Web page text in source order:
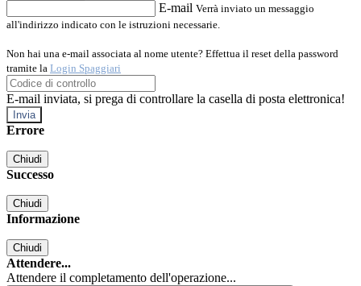
E-mail Verrà inviato un messaggio
all'indirizzo indicato con le istruzioni necessarie.
Non hai una e-mail associata al nome utente? Effettua il reset della password
tramite la Login Spaggiari
E-mail inviata, si prega di controllare la casella di posta elettronica!
Errore
Chiudi
Successo
Chiudi
Informazione
Chiudi
Attendere...
Attendere il completamento dell'operazione...